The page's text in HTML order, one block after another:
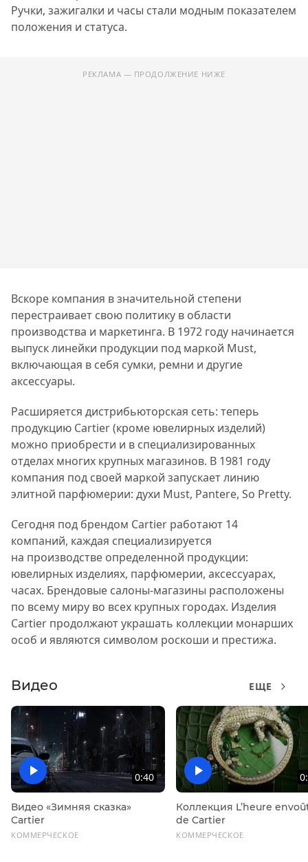
Ручки, зажигалки и часы стали модным показателем
положения и статуса.
РЕКЛАМА — ПРОДОЛЖЕНИЕ НИЖЕ
Вскоре компания в значительной степени
перестраивает свою политику в области
производства и маркетинга. В 1972 году начинается
выпуск линейки продукции под маркой Must,
включающая в себя сумки, ремни и другие
аксессуары.
Расширяется дистрибьюторская сеть: теперь
продукцию Cartier (кроме ювелирных изделий)
можно приобрести и в специализированных
отделах многих крупных магазинов. В 1981 году
компания под своей маркой запускает линию
элитной парфюмерии: духи Must, Pantere, So Pretty.
Сегодня под брендом Cartier работают 14
компаний, каждая специализируется
на производстве определенной продукции:
ювелирных изделиях, парфюмерии, аксессуарах,
часах. Брендовые салоны-магазины расположены
по всему миру во всех крупных городах. Изделия
Cartier продолжают украшать коллекции монарших
особ и являются символом роскоши и престижа.
Видео ЕЩЕ
0:40
Видео «Зимняя сказка»
Cartier
КОММЕРЧЕСКОЕ
Коллекция L’heure
de Cartier
КОММЕРЧЕСКОЕ